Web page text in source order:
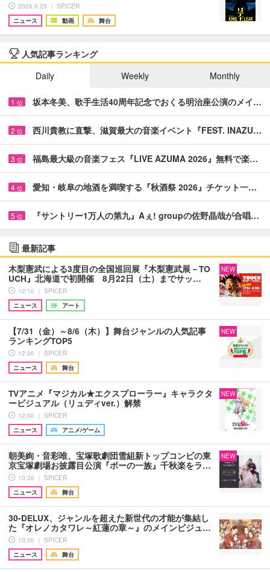
2026.6.25 ｜ SPICER
ニュース
動画 舞台
人気記事ランキング
Daily
Weekly Monthly
1 位 坂本冬美、歌手生活40周年記念でおくる明治座公演のメイ…
2 位 西川貴教に直撃、滋賀最大の音楽イベント『FEST. INAZU…
3 位 福島最大級の音楽フェス『LIVE AZUMA 2026』無料で楽…
4 位 愛知・岐阜の地酒を満喫する『秋酒祭 2026』チケット一…
5 位 『サントリー1万人の第九』Aぇ! groupの佐野晶哉が合唱…
最新記事
木梨憲武による3度目の全国巡回展『木梨憲武展－TO
UCH』北海道で初開催 8月22日（土）までサッ…
12:10 ｜ SPICER
ニュース
アート
NEW
【7/31（金）～8/6（木）】舞台ジャンルの人気記事
ランキングTOP5
12:00 ｜ SPICER
ニュース
舞台
NEW
TVアニメ『マジカル★エクスプローラー』キャラクタ
ービジュアル（リュディver.）解禁
12:00 ｜ SPICER
ニュース
アニメ/ゲーム
NEW
朝美絢・音彩唯、宝塚歌劇団雪組新トップコンビの東
京宝塚劇場お披露目公演『ポーの一族』千秋楽をラ…
10:30 ｜ SPICER
ニュース
舞台
NEW
30-DELUX、ジャンルを超えた新世代の才能が集結し
た『オレノカタワレ～紅蓮の章～』のメインビジュ…
10:00 ｜ SPICER
ニュース
舞台